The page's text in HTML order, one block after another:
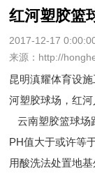
红河塑胶篮
2017-12-17
来源：http://
昆明滇耀体育设
河塑胶球场，红
云南塑胶篮球场
PH值大于或许等
用酸洗法处置地